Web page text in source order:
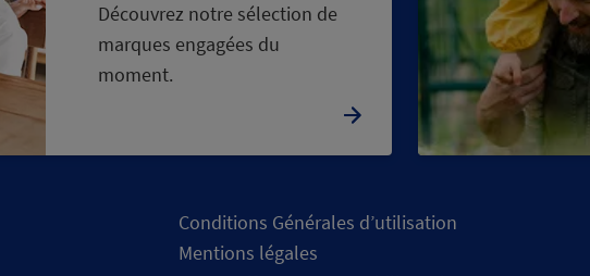
Découvrez notre sélection de
marques engagées du
moment.
Conditions Générales d’utilisation
Mentions légales